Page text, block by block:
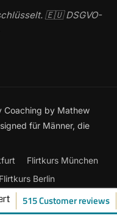
🇪🇺 DSGVO-
515 Customer reviews
by Mathew
für Männer, die
Flirtkurs München
Flirtkurs Berlin
Leitfaden
lernen Kontakt